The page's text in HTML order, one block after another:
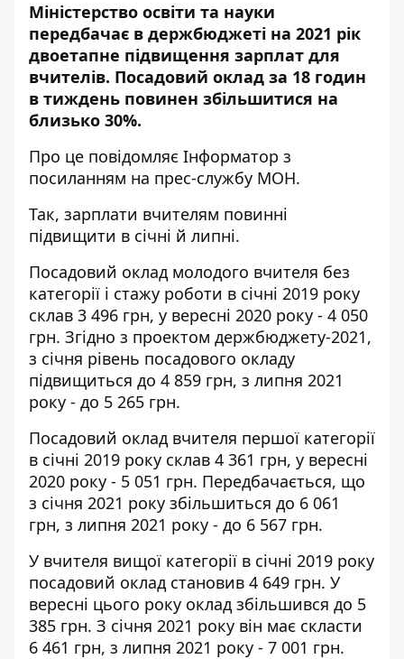
Міністерство освіти та науки
передбачає в держбюджеті на 2021 рік
двоетапне підвищення зарплат для
вчителів. Посадовий оклад за 18 годин
в тиждень повинен збільшитися на
близько 30%.
Про це повідомляє Інформатор з
посиланням на прес-службу МОН.
Так, зарплати вчителям повинні
підвищити в січні й липні.
Посадовий оклад молодого вчителя без
категорії і стажу роботи в січні 2019 року
склав 3 496 грн, у вересні 2020 року - 4 050
грн. Згідно з проектом держбюджету-2021,
з січня рівень посадового окладу
підвищиться до 4 859 грн, з липня 2021
року - до 5 265 грн.
Посадовий оклад вчителя першої категорії
в січні 2019 року склав 4 361 грн, у вересні
2020 року - 5 051 грн. Передбачається, що
з січня 2021 року збільшиться до 6 061
грн, з липня 2021 року - до 6 567 грн.
У вчителя вищої категорії в січні 2019 року
посадовий оклад становив 4 649 грн. У
вересні цього року оклад збільшився до 5
385 грн. З січня 2021 року він має скласти
6 461 грн, з липня 2021 року - 7 001 грн.